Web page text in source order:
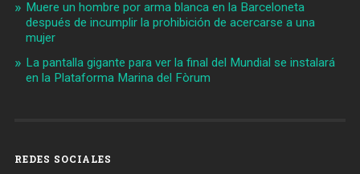
Muere un hombre por arma blanca en la Barceloneta
después de incumplir la prohibición de acercarse a una
mujer
La pantalla gigante para ver la final del Mundial se instalará
en la Plataforma Marina del Fòrum
REDES SOCIALES